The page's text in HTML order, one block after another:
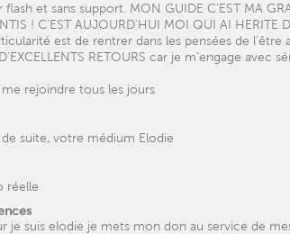
flash et sans support. MON GUIDE C'EST MA
! C'EST AUJOURD'HUI MOI QUI AI HERITE
est de rentrer dans les pensées de l'être
RETOURS car je m’engage avec
rejoindre tous les jours
suite, votre médium Elodie
réelle
je suis elodie je mets mon don au service de